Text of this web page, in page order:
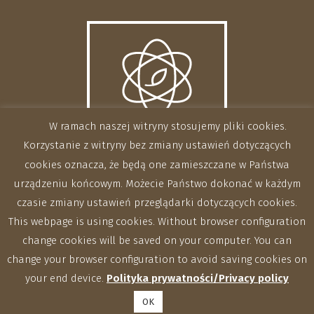
W ramach naszej witryny stosujemy pliki cookies.
Korzystanie z witryny bez zmiany ustawień dotyczących
cookies oznacza, że będą one zamieszczane w Państwa
urządzeniu końcowym. Możecie Państwo dokonać w każdym
czasie zmiany ustawień przeglądarki dotyczących cookies.
This webpage is using cookies. Without browser configuration
change cookies will be saved on your computer. You can
change your browser configuration to avoid saving cookies on
your end device. Polityka prywatności/Privacy policy
OK